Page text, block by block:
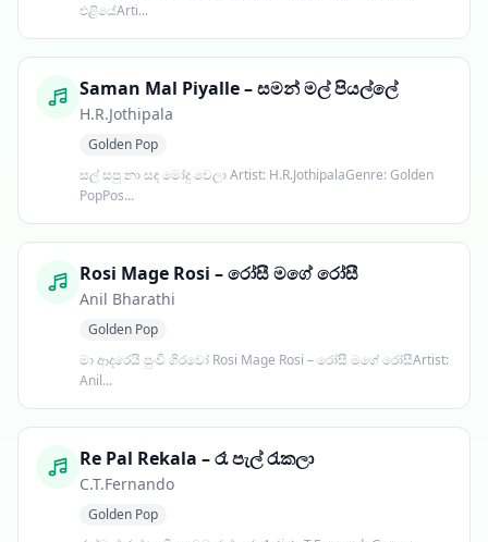
එළියේArti...
Saman Mal Piyalle – සමන් මල් පියල්ලේ
H.R.Jothipala
Golden Pop
සල් සපු නා සඳ මෝදු වෙලා Artist: H.R.JothipalaGenre: Golden
PopPos...
Rosi Mage Rosi – රෝසී මගේ රෝසී
Anil Bharathi
Golden Pop
මා ආදරෙයි පුංචි ගිරවෝ Rosi Mage Rosi – රෝසී මගේ රෝසීArtist:
Anil...
Re Pal Rekala – රෑ පැල් රැකලා
C.T.Fernando
Golden Pop